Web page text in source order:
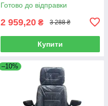
Готово до відправки
2 959,20 ₴ 3 288 ₴
Купити
–10%